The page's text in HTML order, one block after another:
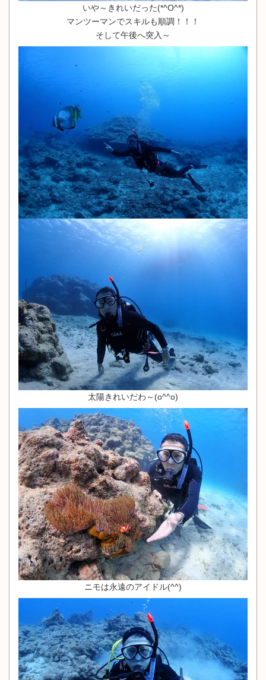
いや～きれいだった(*^O^*)
マンツーマンでスキルも順調！！！
そして午後へ突入～
太陽きれいだわ～(o^^o)
ニモは永遠のアイドル(^^)